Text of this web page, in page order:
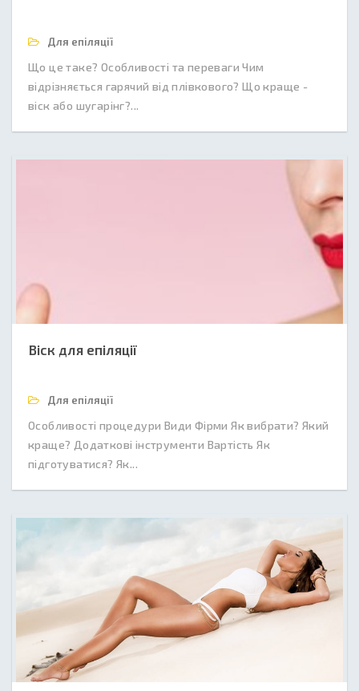
Для епіляції
Що це таке? Особливості та переваги Чим
відрізняється гарячий від плівкового? Що краще -
віск або шугарінг?...
Віск для епіляції
Для епіляції
Особливості процедури Види Фірми Як вибрати? Який
краще? Додаткові інструменти Вартість Як
підготуватися? Як...